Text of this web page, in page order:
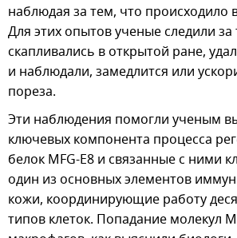
наблюдая за тем, что
Для этих опытов ученые следили за
скапливались в открытой ране,
и наблюдали, замедлится или
пореза.
Эти наблюдения помогли ученым
ключевых компонента процесса
белок MFG-E8 и связанные с ними
один из основных элементов
кожи, координирующие работу
типов клеток. Попадание молекул